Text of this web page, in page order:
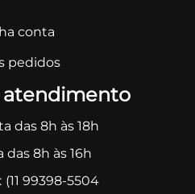
conta
pedidos
atendimento
das 8h às 18h
das 8h às 16h
(11 99398-5504